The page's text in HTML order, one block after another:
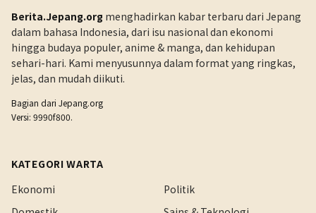
Berita.Jepang.org menghadirkan kabar terbaru dari Jepang
dalam bahasa Indonesia, dari isu nasional dan ekonomi
hingga budaya populer, anime & manga, dan kehidupan
sehari-hari. Kami menyusunnya dalam format yang ringkas,
jelas, dan mudah diikuti.
Bagian dari Jepang.org
Versi: 9990f800.
KATEGORI WARTA
Ekonomi
Politik